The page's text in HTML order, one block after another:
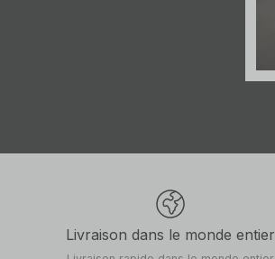
Livraison dans le monde entier